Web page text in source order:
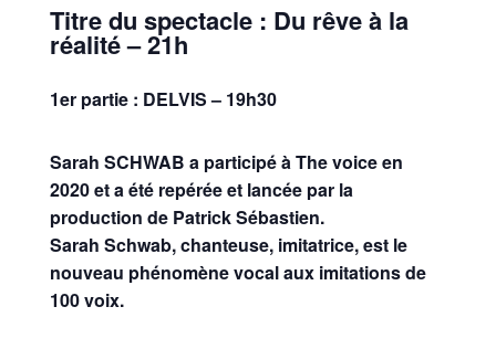
Titre du spectacle : Du rêve à la
réalité – 21h
1er partie : DELVIS – 19h30
Sarah SCHWAB a participé à The voice en
2020 et a été repérée et lancée par la
production de Patrick Sébastien.
Sarah Schwab, chanteuse, imitatrice, est le
nouveau phénomène vocal aux imitations de
100 voix.